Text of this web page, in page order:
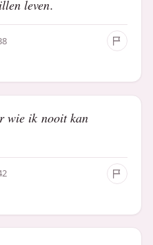
leven.
wie ik nooit kan